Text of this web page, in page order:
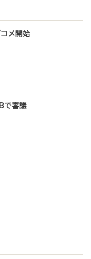
メ開始
で審議